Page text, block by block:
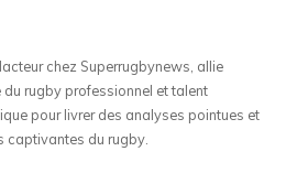
chez Superrugbynews, allie
du rugby professionnel et talent
pour livrer des analyses pointues et
captivantes du rugby.